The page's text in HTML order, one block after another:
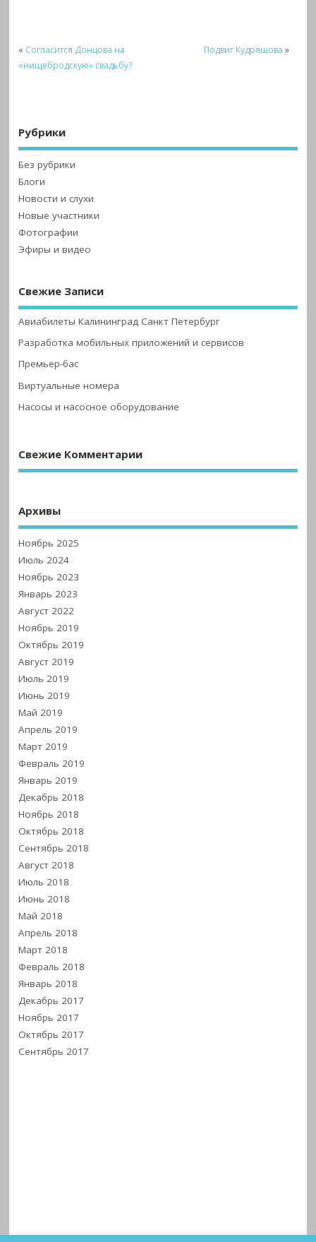
« Согласится Донцова на
«нищебродскую» свадьбу?
Подвиг Кудряшова »
Рубрики
Без рубрики
Блоги
Новости и слухи
Новые участники
Фотографии
Эфиры и видео
Свежие Записи
Авиабилеты Калининград Санкт Петербург
Разработка мобильных приложений и сервисов
Премьер-бас
Виртуальные номера
Насосы и насосное оборудование
Свежие Комментарии
Архивы
Ноябрь 2025
Июль 2024
Ноябрь 2023
Январь 2023
Август 2022
Ноябрь 2019
Октябрь 2019
Август 2019
Июль 2019
Июнь 2019
Май 2019
Апрель 2019
Март 2019
Февраль 2019
Январь 2019
Декабрь 2018
Ноябрь 2018
Октябрь 2018
Сентябрь 2018
Август 2018
Июль 2018
Июнь 2018
Май 2018
Апрель 2018
Март 2018
Февраль 2018
Январь 2018
Декабрь 2017
Ноябрь 2017
Октябрь 2017
Сентябрь 2017